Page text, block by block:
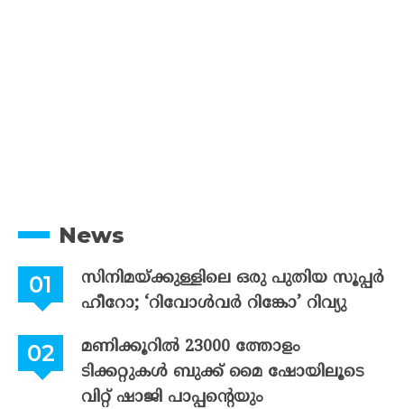
News
സിനിമയ്ക്കുള്ളിലെ ഒരു പുതിയ സൂപ്പർ
ഹീറോ; ‘റിവോൾവർ റിങ്കോ’ റിവ്യു
മണിക്കൂറിൽ 23000 ത്തോളം
ടിക്കറ്റുകൾ ബുക്ക് മൈ ഷോയിലൂടെ
വിറ്റ് ഷാജി പാപ്പന്റെയും